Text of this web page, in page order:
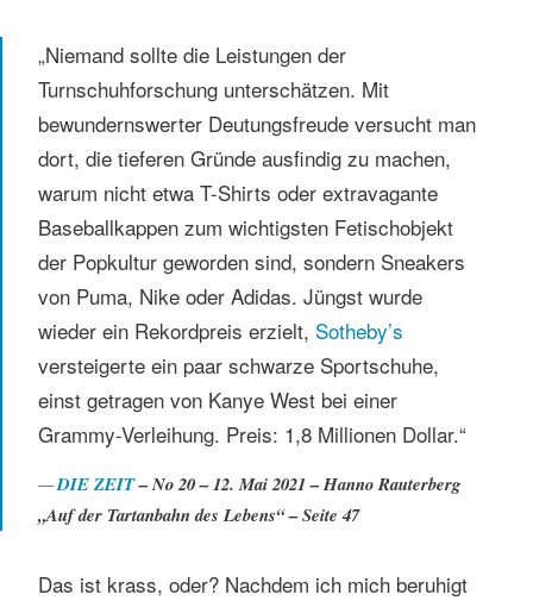
„Niemand sollte die Leistungen der
Turnschuhforschung unterschätzen. Mit
bewundernswerter Deutungsfreude versucht man
dort, die tieferen Gründe ausfindig zu machen,
warum nicht etwa T-Shirts oder extravagante
Baseballkappen zum wichtigsten Fetischobjekt
der Popkultur geworden sind, sondern Sneakers
von Puma, Nike oder Adidas. Jüngst wurde
wieder ein Rekordpreis erzielt, Sotheby’s
versteigerte ein paar schwarze Sportschuhe,
einst getragen von Kanye West bei einer
Grammy-Verleihung. Preis: 1,8 Millionen Dollar.“
DIE ZEIT– No 20 – 12. Mai 2021 – Hanno Rauterberg
„Auf der Tartanbahn des Lebens“ – Seite 47
Das ist krass, oder? Nachdem ich mich beruhigt